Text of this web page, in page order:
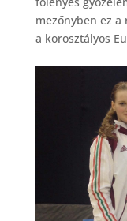
mezőnyben ez
a korosztályos